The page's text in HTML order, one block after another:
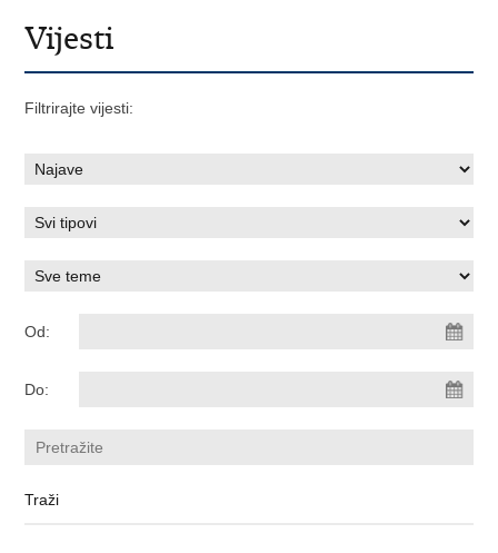
Vijesti
Filtrirajte vijesti:
Od:
Do: